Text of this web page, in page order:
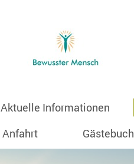
Aktuelle Informationen
Anfahrt
Gästebuch